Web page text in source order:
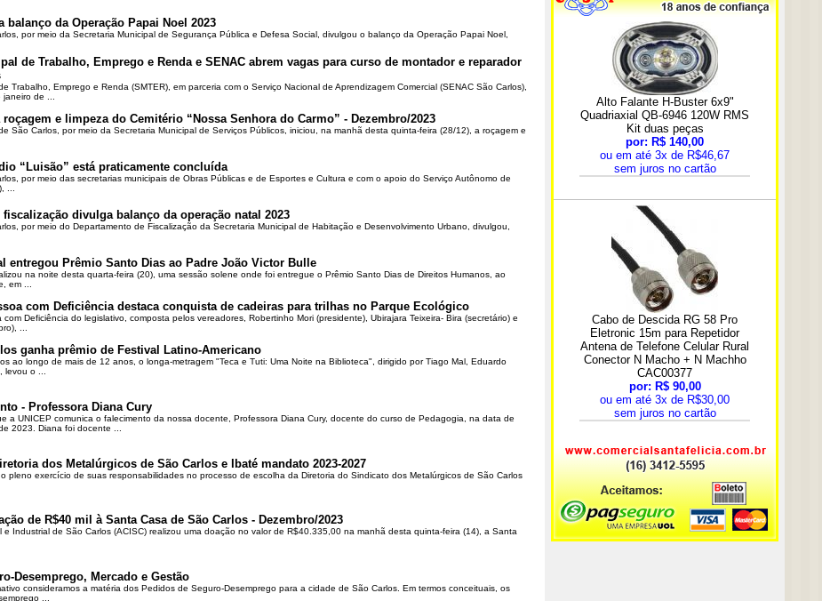
balanço da Operação Papai Noel 2023
por meio da Secretaria Municipal de Segurança Pública e Defesa Social, divulgou o balanço da Operação Papai Noel,
de Trabalho, Emprego e Renda e SENAC abrem vagas para curso de montador e reparador
Trabalho, Emprego e Renda (SMTER), em parceria com o Serviço Nacional de Aprendizagem Comercial (SENAC São Carlos),
de ...
e limpeza do Cemitério “Nossa Senhora do Carmo” - Dezembro/2023
São Carlos, por meio da Secretaria Municipal de Serviços Públicos, iniciou, na manhã desta quinta-feira (28/12), a roçagem e
“Luisão” está praticamente concluída
por meio das secretarias municipais de Obras Públicas e de Esportes e Cultura e com o apoio do Serviço Autônomo de
...
fiscalização divulga balanço da operação natal 2023
por meio do Departamento de Fiscalização da Secretaria Municipal de Habitação e Desenvolvimento Urbano, divulgou,
entregou Prêmio Santo Dias ao Padre João Victor Bulle
na noite desta quarta-feira (20), uma sessão solene onde foi entregue o Prêmio Santo Dias de Direitos Humanos, ao
em ...
com Deficiência destaca conquista de cadeiras para trilhas no Parque Ecológico
com Deficiência do legislativo, composta pelos vereadores, Robertinho Mori (presidente), Ubirajara Teixeira- Bira (secretário) e
...
ganha prêmio de Festival Latino-Americano
ao longo de mais de 12 anos, o longa-metragem "Teca e Tuti: Uma Noite na Biblioteca", dirigido por Tiago Mal, Eduardo
levou o ...
- Professora Diana Cury
a UNICEP comunica o falecimento da nossa docente, Professora Diana Cury, docente do curso de Pedagogia, na data de
2023. Diana foi docente ...
dos Metalúrgicos de São Carlos e Ibaté mandato 2023-2027
pleno exercício de suas responsabilidades no processo de escolha da Diretoria do Sindicato dos Metalúrgicos de São Carlos
de R$40 mil à Santa Casa de São Carlos - Dezembro/2023
e Industrial de São Carlos (ACISC) realizou uma doação no valor de R$40.335,00 na manhã desta quinta-feira (14), a Santa
Desemprego, Mercado e Gestão
consideramos a matéria dos Pedidos de Seguro-Desemprego para a cidade de São Carlos. Em termos conceituais, os
...